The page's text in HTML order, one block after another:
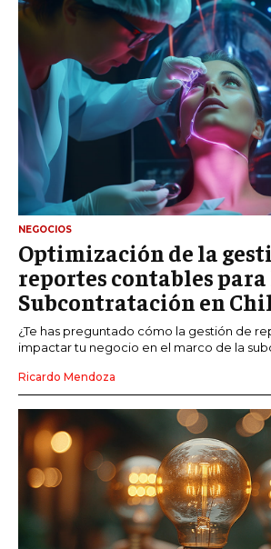
NEGOCIOS
Optimización de la
reportes contables para
Subcontratación en
¿Te has preguntado cómo la gestión de
impactar tu negocio en el marco de la
Ricardo Mendoza